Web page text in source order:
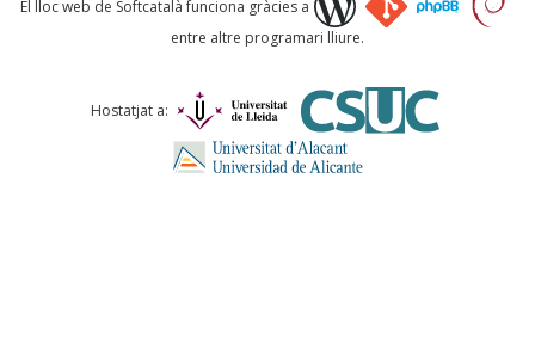
Comentari *
El lloc web de Softcatalà funciona gràcies a
entre altre programari lliure.
Hostatjat a: